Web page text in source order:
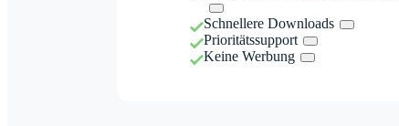
Schnellere Downloads
Prioritätssupport
Keine Werbung